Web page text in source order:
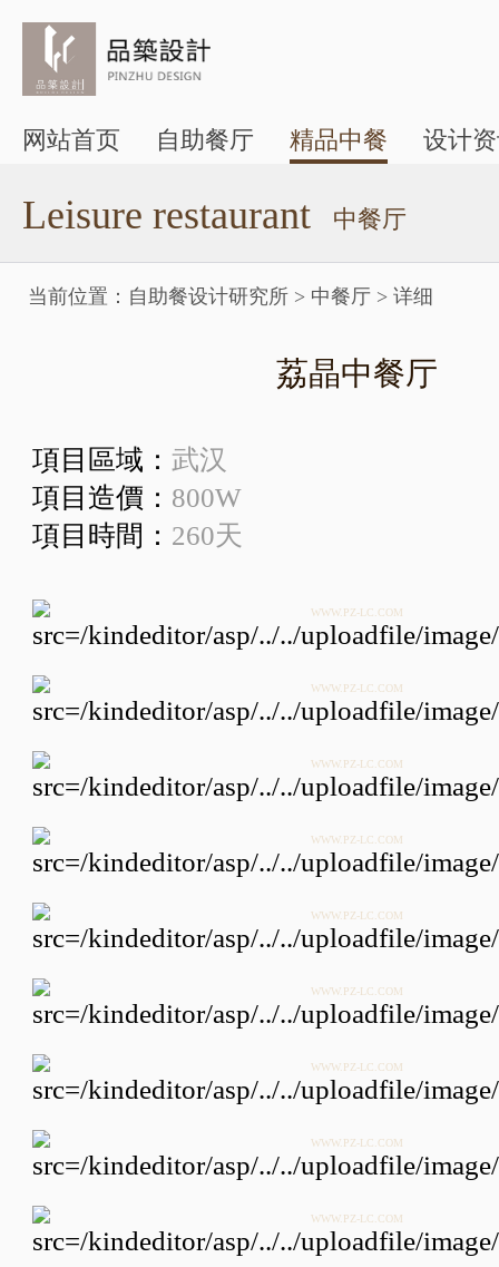
网站首页 自助餐厅 精品中餐 设计
Leisure restaurant 中餐厅
当前位置： 自助餐设计研究所 > 中餐厅 > 详细
荔晶中餐厅
項目區域： 武汉
項目造價： 800W
項目時間： 260天
WWW.PZ-LC.COM
WWW.PZ-LC.COM
WWW.PZ-LC.COM
WWW.PZ-LC.COM
WWW.PZ-LC.COM
WWW.PZ-LC.COM
WWW.PZ-LC.COM
WWW.PZ-LC.COM
WWW.PZ-LC.COM